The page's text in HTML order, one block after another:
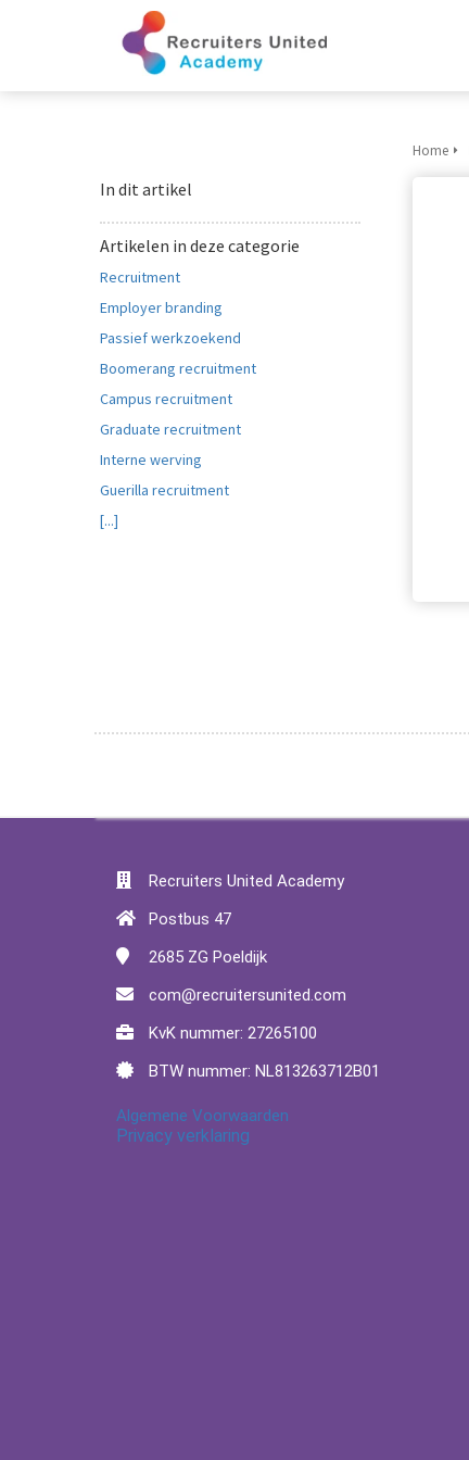
In dit artikel
Artikelen in deze categorie
Recruitment
Employer branding
Passief werkzoekend
Boomerang recruitment
Campus recruitment
Graduate recruitment
Interne werving
Guerilla recruitment
[...]
Home
Recruiters United Academy
Postbus 47
2685 ZG Poeldijk
com@recruitersunited.com
KvK nummer: 27265100
BTW nummer: NL813263712B01
Algemene Voorwaarden
Privacy verklaring